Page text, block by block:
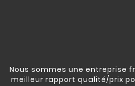
Nous sommes une entreprise
meilleur rapport qualité/prix